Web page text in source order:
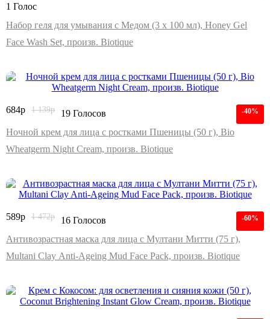
1 Голос
Набор геля для умывания с Медом (3 х 100 мл), Honey Gel
Face Wash Set, произв. Biotique
-40%
684р 1 139р
19 Голосов
Ночной крем для лица с ростками Пшеницы (50 г), Bio
Wheatgerm Night Cream, произв. Biotique
-60%
589р 1 472р
16 Голосов
Антивозрастная маска для лица с Мултани Митти (75 г),
Multani Clay Anti-Ageing Mud Face Pack, произв. Biotique